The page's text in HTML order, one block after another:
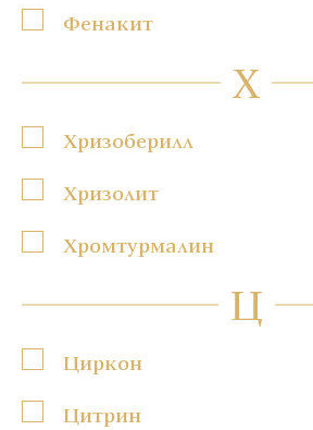
Фенакит
Х
Хризоберилл
Хризолит
Хромтурмалин
Ц
Циркон
Цитрин